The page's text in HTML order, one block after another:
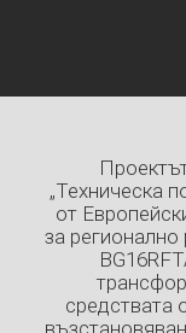
„Техническа
от
за регионално
средствата